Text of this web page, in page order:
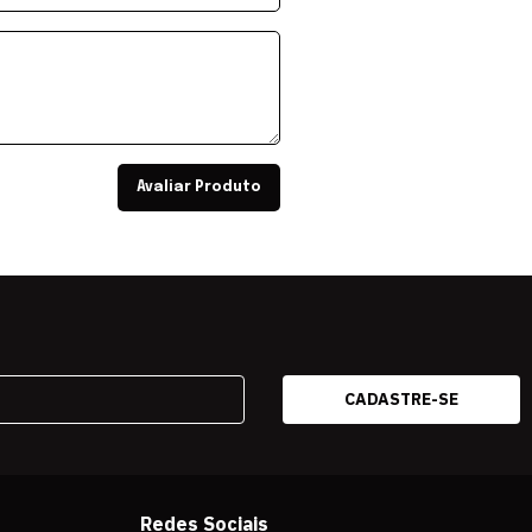
Avaliar Produto
Redes Sociais